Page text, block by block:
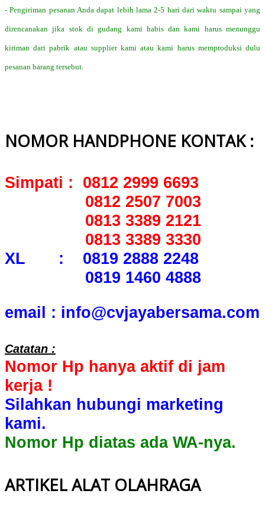
- Pengiriman pesanan Anda dapat lebih lama 2-5 hari dari waktu sampai yang
direncanakan jika stok di gudang kami habis dan kami harus menunggu
kiriman dari pabrik atau supplier kami atau kami harus memproduksi dulu
pesanan barang tersebut.
NOMOR HANDPHONE KONTAK :
Simpati : 0812 2999 6693
0812 2507 7003
0813 3389 2121
0813 3389 3330
XL : 0819 2888 2248
0819 1460 4888
email : info@cvjayabersama.com
Catatan :
Nomor Hp hanya aktif di jam
kerja !
Silahkan hubungi marketing
kami.
Nomor Hp diatas ada WA-nya.
ARTIKEL ALAT OLAHRAGA